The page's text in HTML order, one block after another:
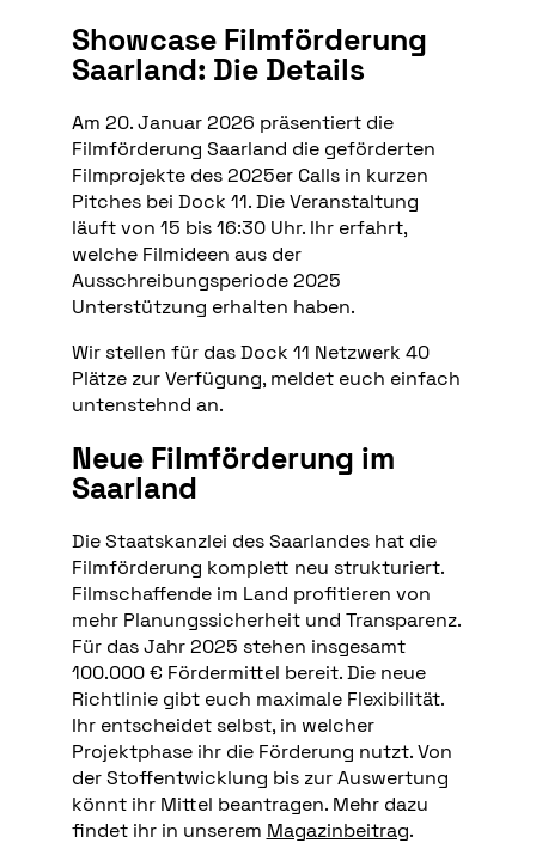
Showcase Filmförderung
Saarland: Die Details
Am 20. Januar 2026 präsentiert die
Filmförderung Saarland die geförderten
Filmprojekte des 2025er Calls in kurzen
Pitches bei Dock 11. Die Veranstaltung
läuft von 15 bis 16:30 Uhr. Ihr erfahrt,
welche Filmideen aus der
Ausschreibungsperiode 2025
Unterstützung erhalten haben.
Wir stellen für das Dock 11 Netzwerk 40
Plätze zur Verfügung, meldet euch einfach
untenstehnd an.
Neue Filmförderung im
Saarland
Die Staatskanzlei des Saarlandes hat die
Filmförderung komplett neu strukturiert.
Filmschaffende im Land profitieren von
mehr Planungssicherheit und Transparenz.
Für das Jahr 2025 stehen insgesamt
100.000 € Fördermittel bereit. Die neue
Richtlinie gibt euch maximale Flexibilität.
Ihr entscheidet selbst, in welcher
Projektphase ihr die Förderung nutzt. Von
der Stoffentwicklung bis zur Auswertung
könnt ihr Mittel beantragen. Mehr dazu
findet ihr in unserem Magazinbeitrag.